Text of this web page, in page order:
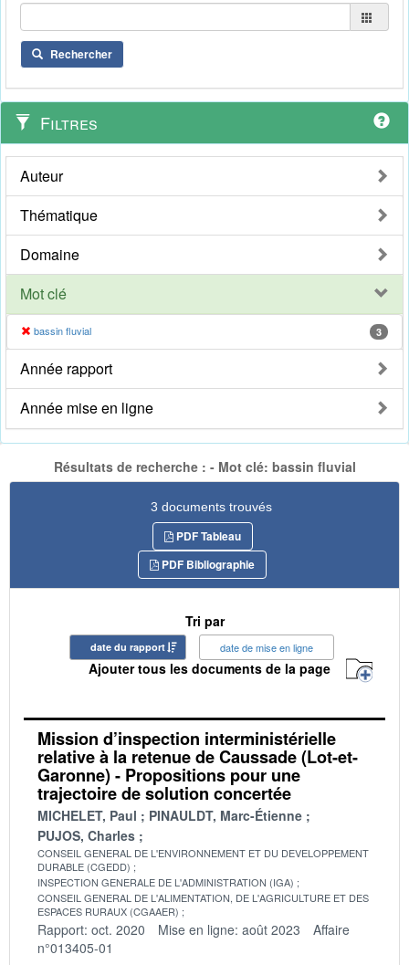
Rechercher
Filtres
Auteur
Thématique
Domaine
Mot clé
bassin fluvial 3
Année rapport
Année mise en ligne
Résultats de recherche : - Mot clé: bassin fluvial
3 documents trouvés
PDF Tableau
PDF Bibliographie
Tri par
date du rapport date de mise en ligne
Ajouter tous les documents de la page
Mission d’inspection interministérielle
relative à la retenue de Caussade (Lot-et-
Garonne) - Propositions pour une
trajectoire de solution concertée
MICHELET, Paul
PINAULDT, Marc-Étienne
PUJOS, Charles
CONSEIL GENERAL DE L'ENVIRONNEMENT ET DU DEVELOPPEMENT
DURABLE (CGEDD)
INSPECTION GENERALE DE L'ADMINISTRATION (IGA)
CONSEIL GENERAL DE L'ALIMENTATION, DE L'AGRICULTURE ET DES
ESPACES RURAUX (CGAAER)
Rapport: oct. 2020 Mise en ligne: août 2023
Affaire
n°013405-01